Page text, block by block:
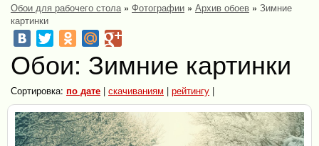
Обои для рабочего стола» Фотографии » Архив обоев » Зимние
картинки
Обои: Зимние картинки
Сортировка: по дате | скачиваниям | рейтингу |